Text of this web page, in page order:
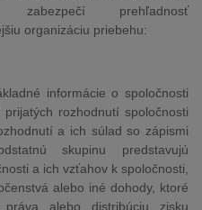
zabezpečí prehľadnosť
organizáciu priebehu:
informácie o spoločnosti
rozhodnutí spoločnosti
a ich súlad so zápismi
skupinu predstavujú
a ich vzťahov k spoločnosti,
alebo iné dohody, ktoré
alebo distribúciu zisku